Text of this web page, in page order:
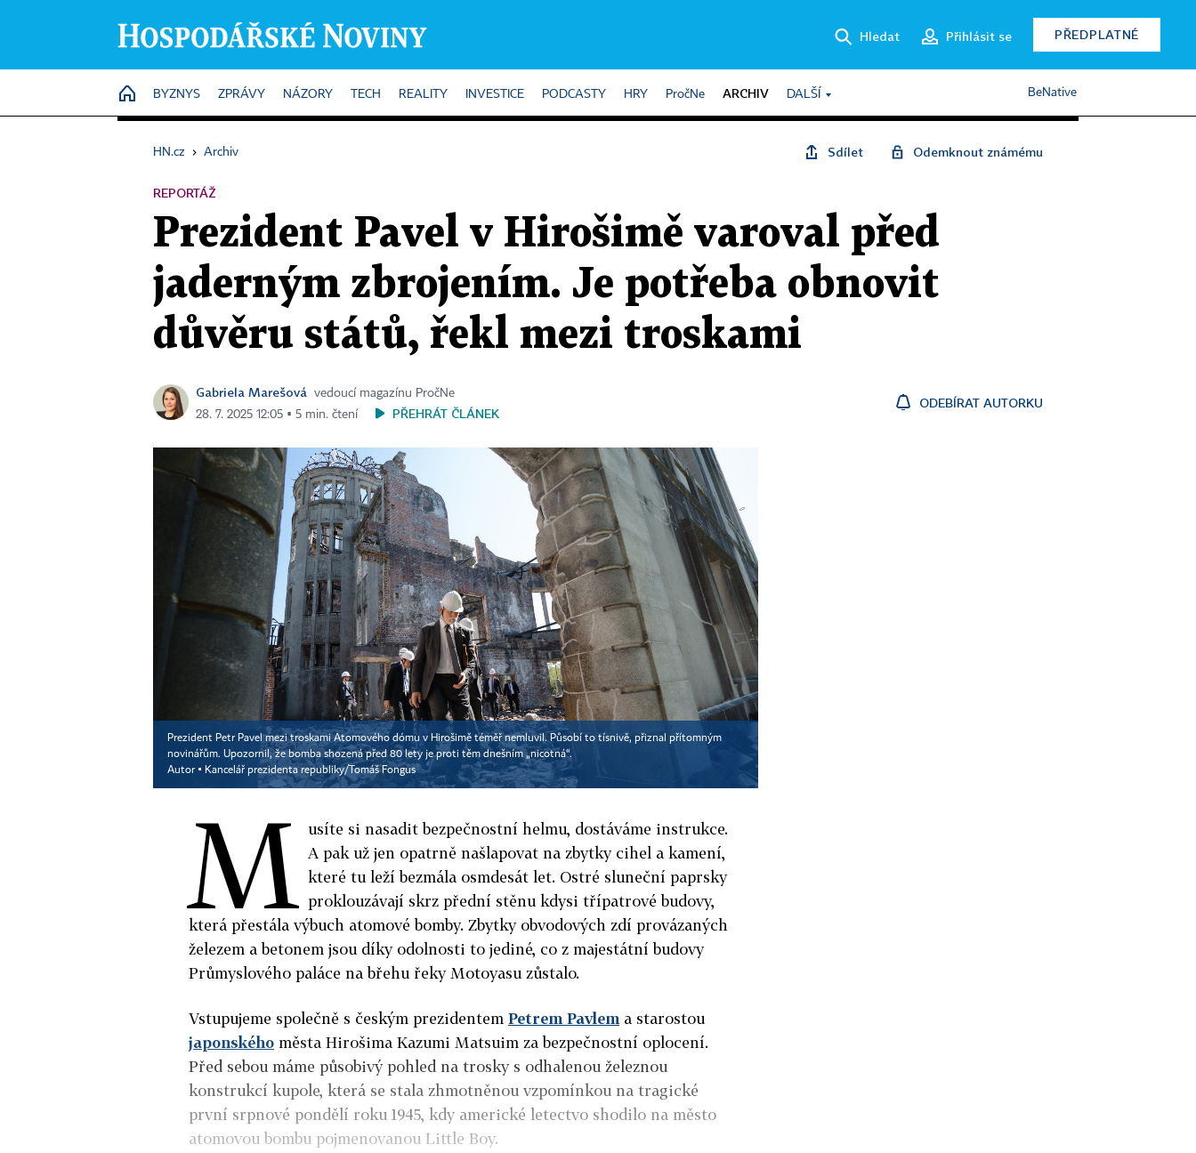
Hledat Přihlásit se PŘEDPLATNÉ
HOME
BYZNYS ZPRÁVY NÁZORY TECH REALITY INVESTICE PODCASTY HRY PročNe ARCHIV DALŠÍ BeNative
HN.cz › Archiv Sdílet Odemknout známému
REPORTÁŽ
Prezident Pavel v Hirošimě varoval před
jaderným zbrojením. Je potřeba obnovit
důvěru států, řekl mezi troskami
Gabriela Marešová
vedoucí magazínu PročNe
28. 7. 2025 12:05 ▪ 5 min. čtení
PŘEHRÁT ČLÁNEK
ODEBÍRAT AUTORKU
Prezident Petr Pavel mezi troskami Atomového dómu v Hirošimě téměř nemluvil. Působí to tísnivě, přiznal přítomným
novinářům. Upozornil, že bomba shozená před 80 lety je proti těm dnešním „nicotná“.
Autor ▪ Kancelář prezidenta republiky/Tomáš Fongus
M usíte si nasadit bezpečnostní helmu, dostáváme instrukce.
A pak už jen opatrně našlapovat na zbytky cihel a kamení,
které tu leží bezmála osmdesát let. Ostré sluneční paprsky
proklouzávají skrz přední stěnu kdysi třípatrové budovy,
která přestála výbuch atomové bomby. Zbytky obvodových zdí provázaných
železem a betonem jsou díky odolnosti to jediné, co z majestátní budovy
Průmyslového paláce na břehu řeky Motoyasu zůstalo.
Vstupujeme společně s českým prezidentem Petrem Pavlem a starostou
japonského města Hirošima Kazumi Matsuim za bezpečnostní oplocení.
Před sebou máme působivý pohled na trosky s odhalenou železnou
konstrukcí kupole, která se stala zhmotněnou vzpomínkou na tragické
první srpnové pondělí roku 1945, kdy americké letectvo shodilo na město
atomovou bombu pojmenovanou Little Boy.